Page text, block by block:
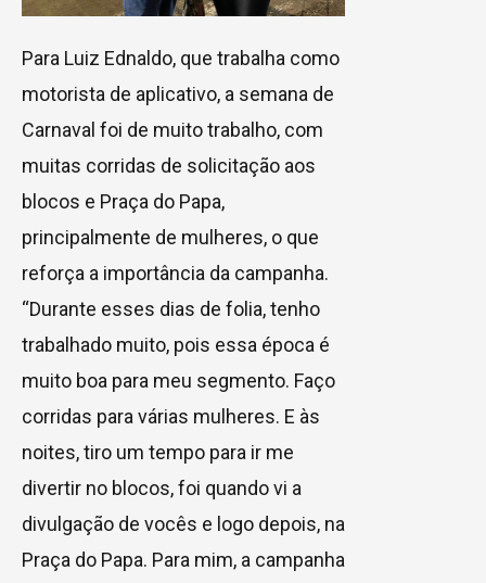
Para Luiz Ednaldo, que trabalha como
motorista de aplicativo, a semana de
Carnaval foi de muito trabalho, com
muitas corridas de solicitação aos
blocos e Praça do Papa,
principalmente de mulheres, o que
reforça a importância da campanha.
“Durante esses dias de folia, tenho
trabalhado muito, pois essa época é
muito boa para meu segmento. Faço
corridas para várias mulheres. E às
noites, tiro um tempo para ir me
divertir no blocos, foi quando vi a
divulgação de vocês e logo depois, na
Praça do Papa. Para mim, a campanha